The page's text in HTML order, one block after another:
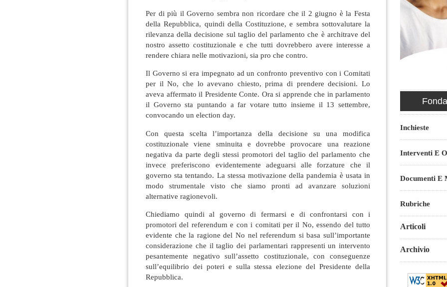
Per di più il Governo sembra non ricordare che il 2 giugno è la Festa
della Repubblica, quindi della Costituzione, e sembra sottovalutare la
rilevanza della decisione sul taglio del parlamento che è architrave del
nostro assetto costituzionale e che tutti dovrebbero avere interesse a
rendere chiara nelle motivazioni, sia pro che contro.
Il Governo si era impegnato ad un confronto preventivo con i Comitati
per il No, che lo avevano chiesto, prima di prendere decisioni. Lo
aveva affermato il Presidente Conte. Ora si apprende che in parlamento
il Governo sta puntando a far votare tutto insieme il 13 settembre,
convocando un election day.
Con questa scelta l’importanza della decisione su una modifica
costituzionale viene sminuita e dovrebbe provocare una reazione
negativa da parte degli stessi promotori del taglio del parlamento che
invece preferiscono evidentemente adeguarsi alle forzature che il
governo sta tentando. La stessa motivazione della pandemia è usata in
modo strumentale visto che siamo pronti ad avanzare soluzioni
alternative ragionevoli.
Chiediamo quindi al governo di fermarsi e di confrontarsi con i
promotori del referendum e con i comitati per il No, essendo del tutto
evidente che la ragione del No nel referendum si basa sull’importante
considerazione che il taglio dei parlamentari rappresenti un intervento
pesantemente negativo sull’assetto costituzionale, con conseguenze
sull’equilibrio dei poteri e sulla stessa elezione del Presidente della
Repubblica.
Inchieste
Interventi E
Documenti E
Rubriche
Articoli
Archivio